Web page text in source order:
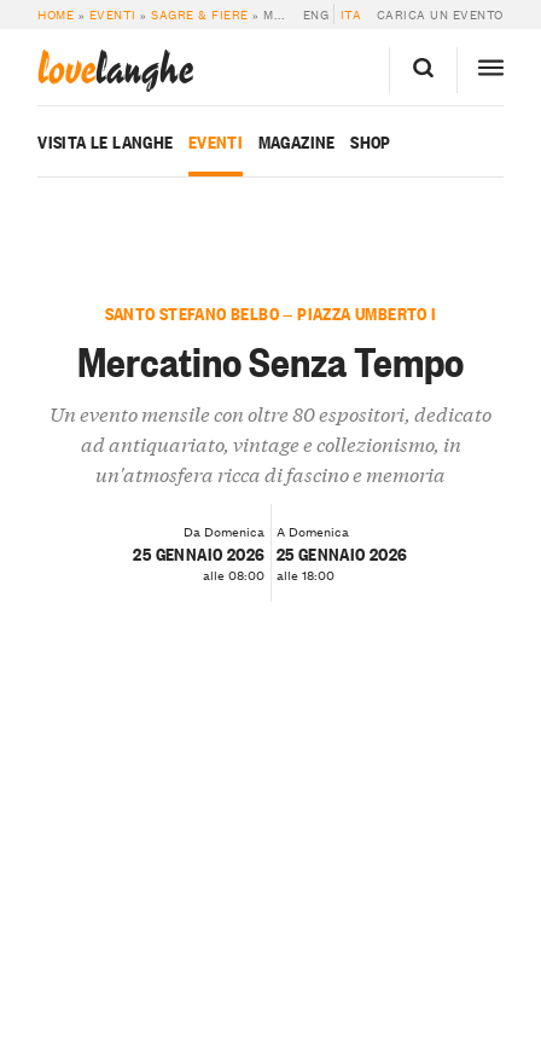
HOME » EVENTI »SAGRE & FIERE » MERCATINO SENZA TEMPO ENG ITA CARICA UN EVENTO
lovelanghe
VISITA LE LANGHE EVENTI MAGAZINE SHOP
SANTO STEFANO BELBO — PIAZZA UMBERTO I
Mercatino Senza Tempo
Un evento mensile con oltre 80 espositori, dedicato
ad antiquariato, vintage e collezionismo, in
un'atmosfera ricca di fascino e memoria
Da Domenica
25 GENNAIO 2026
alle 08:00
A Domenica
25 GENNAIO 2026
alle 18:00